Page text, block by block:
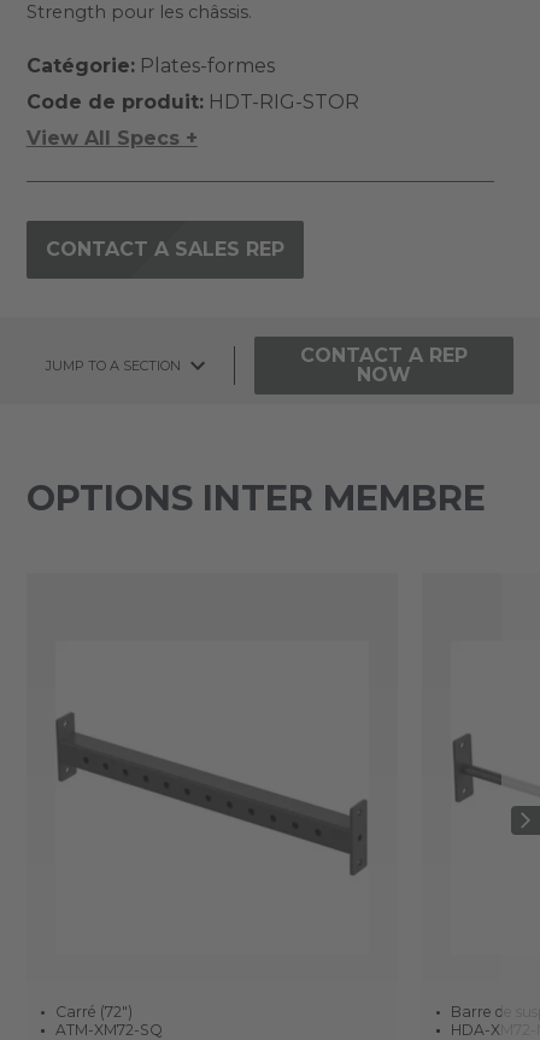
Strength pour les châssis.
Catégorie:Plates-formes
Code de produit:HDT-RIG-STOR
View All Specs +
CONTACT A SALES REP
JUMP TO A SECTION
CONTACT A REP
NOW
OPTIONS INTER MEMBRE
Carré (72")
ATM-XM72-SQ
Barre de
HDA-XM72-